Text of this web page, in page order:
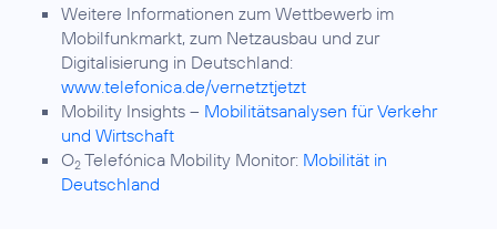
Weitere Informationen zum Wettbewerb im
Mobilfunkmarkt, zum Netzausbau und zur
Digitalisierung in Deutschland:
www.telefonica.de/vernetztjetzt
Mobility Insights – Mobilitätsanalysen für Verkehr
und Wirtschaft
O2 Telefónica Mobility Monitor: Mobilität in
Deutschland